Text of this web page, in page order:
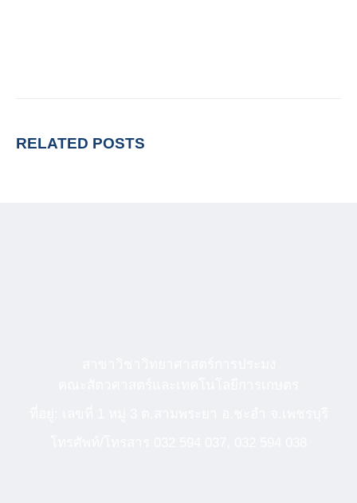
RELATED POSTS